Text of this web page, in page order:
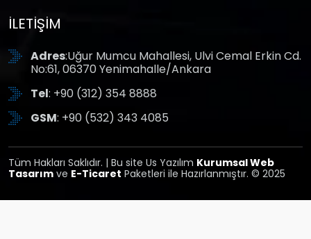
İLETIŞIM
Adres:Uğur Mumcu Mahallesi, Ulvi Cemal Erkin Cd.
No:61, 06370 Yenimahalle/Ankara
Tel: +90 (312) 354 8888
GSM: +90 (532) 343 4085
Tüm Hakları Saklıdır. | Bu site Us Yazılım Kurumsal Web
Tasarım ve E-Ticaret Paketleri ile Hazırlanmıştır. © 2025